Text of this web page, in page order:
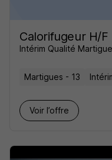
Calorifugeur H/F
Intérim Qualité
Martigues - 13
Voir l’offre